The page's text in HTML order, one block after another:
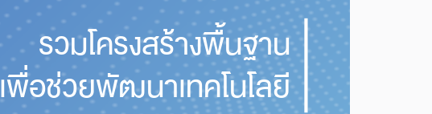
รวมโครงสร้างพื้นฐาน
เพื่อช่วยพัฒนาเทคโนโลยี